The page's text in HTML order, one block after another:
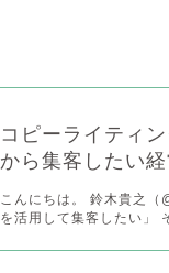
コピーライティ
から集客したい
こんにちは。 鈴木貴之
を活用して集客したい」